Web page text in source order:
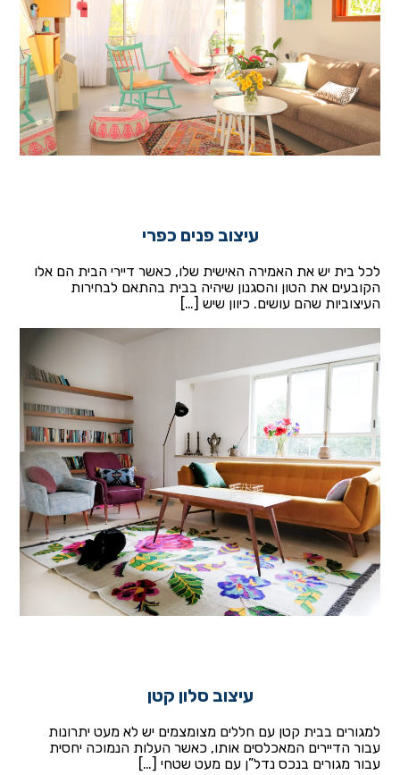
עיצוב פנים כפרי
לכל בית יש את האמירה האישית שלו, כאשר דיירי הבית הם אלו
הקובעים את הטון והסגנון שיהיה בבית בהתאם לבחירות
העיצוביות שהם עושים. כיוון שיש […]
עיצוב סלון קטן
למגורים בבית קטן עם חללים מצומצמים יש לא מעט יתרונות
עבור הדיירים המאכלסים אותו, כאשר העלות הנמוכה יחסית
עבור מגורים בנכס נדל”ן עם מעט שטחי […]